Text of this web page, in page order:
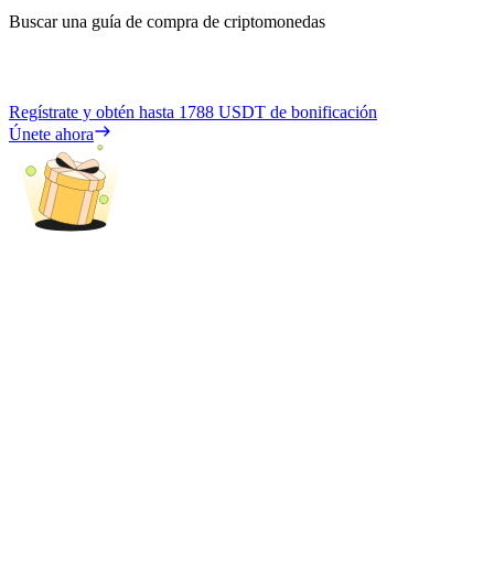
Buscar una guía de compra de criptomonedas
Regístrate y obtén hasta 1788 USDT de bonificación
Únete ahora